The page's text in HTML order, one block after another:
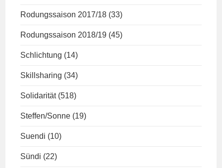
Rodungssaison 2017/18 (33)
Rodungssaison 2018/19 (45)
Schlichtung (14)
Skillsharing (34)
Solidarität (518)
Steffen/Sonne (19)
Suendi (10)
Sündi (22)